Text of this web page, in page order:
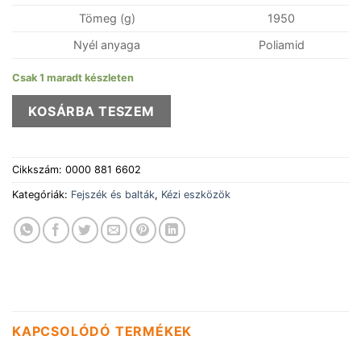
Tömeg (g)
1950
Nyél anyaga
Poliamid
Csak 1 maradt készleten
KOSÁRBA TESZEM
Cikkszám: 0000 881 6602
Kategóriák: Fejszék és balták, Kézi eszközök
KAPCSOLÓDÓ TERMÉKEK